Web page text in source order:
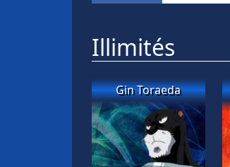
Illimités
Gin Toraeda